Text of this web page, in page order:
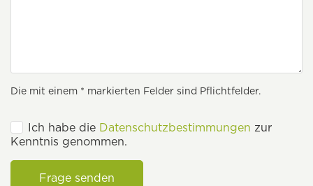
Die mit einem * markierten Felder sind Pflichtfelder.
Ich habe die Datenschutzbestimmungen zur
Kenntnis genommen.
Frage senden